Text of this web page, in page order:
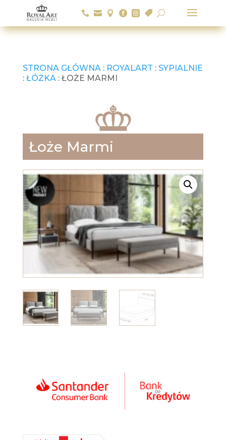
      U
STRONA GŁÓWNA: ROYALART : SYPIALNIE
: ŁÓŻKA: ŁOŻE MARMI
Łoże Marmi